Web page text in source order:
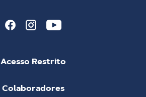
Acesso Restrito
Colaboradores